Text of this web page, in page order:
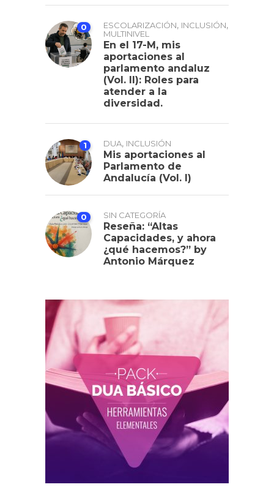
0 ESCOLARIZACIÓN, INCLUSIÓN,
MULTINIVEL
En el 17-M, mis
aportaciones al
parlamento andaluz
(Vol. II): Roles para
atender a la
diversidad.
1 DUA, INCLUSIÓN
Mis aportaciones al
Parlamento de
Andalucía (Vol. I)
0 SIN CATEGORÍA
Reseña: “Altas
Capacidades, y ahora
¿qué hacemos?” by
Antonio Márquez